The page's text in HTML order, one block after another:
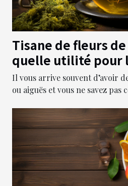
Tisane de fleurs de
quelle utilité pour
Il vous arrive souvent d’avoir
ou aiguës et vous ne savez pas